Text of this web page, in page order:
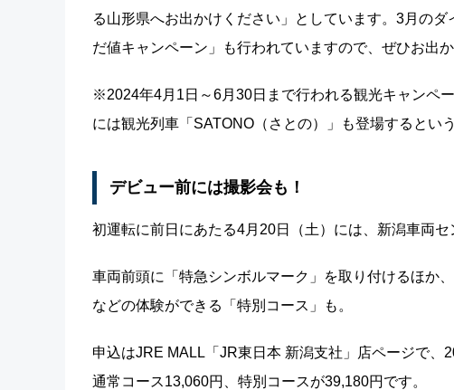
る山形県へお出かけください」としています。3月の
だ値キャンペーン」も行われていますので、ぜひお出
※2024年4月1日～6月30日まで行われる観光キャンペ
には観光列車「SATONO（さとの）」も登場するとい
デビュー前には撮影会も！
初運転に前日にあたる4月20日（土）には、新潟車両セ
車両前頭に「特急シンボルマーク」を取り付けるほか
などの体験ができる「特別コース」も。
申込はJRE MALL「JR東日本 新潟支社」店ページで
通常コース13,060円、特別コースが39,180円です。